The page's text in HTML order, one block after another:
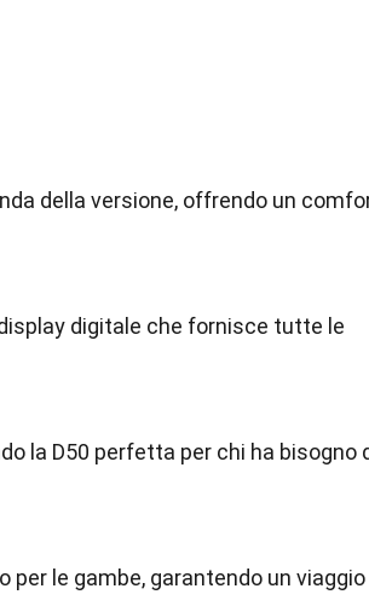
della versione, offrendo un
digitale che fornisce tutte le
la D50 perfetta per chi ha bisogno
per le gambe, garantendo un viaggio